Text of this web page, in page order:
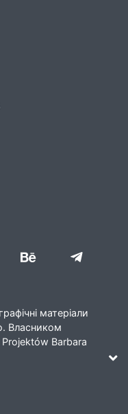
матеріали
Власником
Barbara